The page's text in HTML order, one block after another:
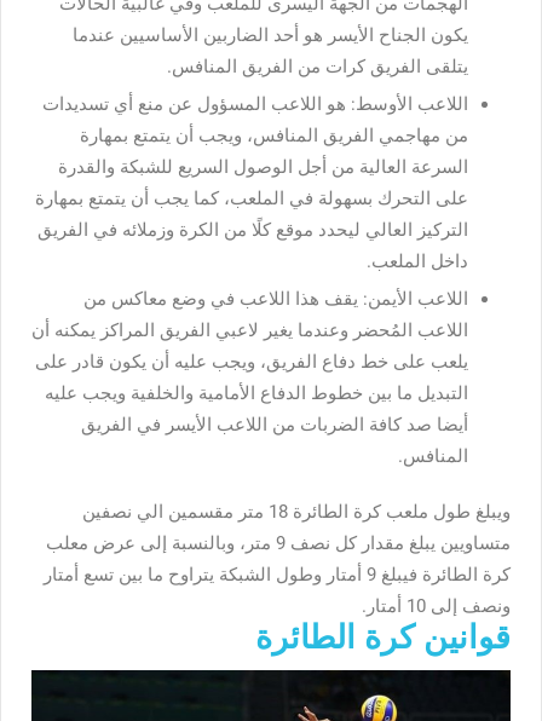
يكون الجناح الأيسر هو أحد الضاربين الأساسيين عندما
يتلقى الفريق كرات من الفريق المنافس.
اللاعب الأوسط: هو اللاعب المسؤول عن منع أي تسديدات
من مهاجمي الفريق المنافس، ويجب أن يتمتع بمهارة
السرعة العالية من أجل الوصول السريع للشبكة والقدرة
على التحرك بسهولة في الملعب، كما يجب أن يتمتع بمهارة
التركيز العالي ليحدد موقع كلًا من الكرة وزملائه في الفريق
داخل الملعب.
اللاعب الأيمن: يقف هذا اللاعب في وضع معاكس من
اللاعب المُحضر وعندما يغير لاعبي الفريق المراكز يمكنه أن
يلعب على خط دفاع الفريق، ويجب عليه أن يكون قادر على
التبديل ما بين خطوط الدفاع الأمامية والخلفية ويجب عليه
أيضا صد كافة الضربات من اللاعب الأيسر في الفريق
المنافس.
ويبلغ طول ملعب كرة الطائرة 18 متر مقسمين الي نصفين
متساويين يبلغ مقدار كل نصف 9 متر، وبالنسبة إلى عرض معلب
كرة الطائرة فيبلغ 9 أمتار وطول الشبكة يتراوح ما بين تسع أمتار
ونصف إلى 10 أمتار.
قوانين كرة الطائرة